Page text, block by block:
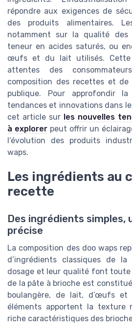
répondre aux exigences de
des produits alimentaires.
notamment sur la qualité des
teneur en acides saturés, ou
œufs et du lait utilisés. Cette
attentes des
composition des recettes et de
publique. Pour approfondir la
tendances et innovations dans
cet article sur les nouvelles
à explorer peut offrir un
l’évolution des produits
waps.
Les ingrédients au
recette
Des ingrédients simples,
précise
La composition des doo waps
d’ingrédients classiques de
dosage et leur qualité font toute
de la pâte à brioche est
boulangère, de lait, d’œufs et
éléments apportent la texture
riche caractéristiques des